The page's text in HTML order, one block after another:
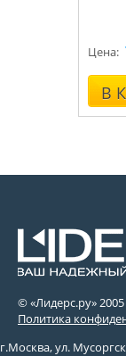
Цена:
В
© «Лидерс.ру» 2005
Политика
г.Москва, ул.